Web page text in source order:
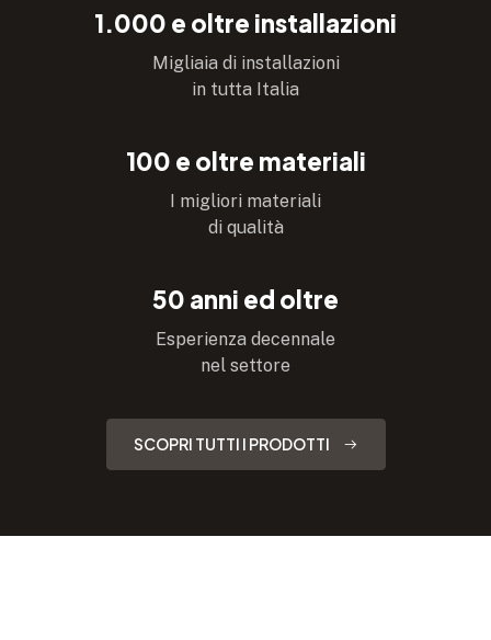
1.000 e oltre installazioni
Migliaia di installazioni
in tutta Italia
100 e oltre materiali
I migliori materiali
di qualità
50 anni ed oltre
Esperienza decennale
nel settore
SCOPRI TUTTI I PRODOTTI